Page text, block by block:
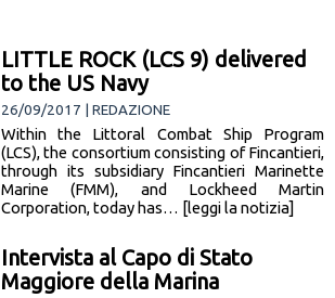
LITTLE ROCK (LCS 9) delivered
to the US Navy
26/09/2017 | REDAZIONE
Within the Littoral Combat Ship Program
(LCS), the consortium consisting of Fincantieri,
through its subsidiary Fincantieri Marinette
Marine (FMM), and Lockheed Martin
Corporation, today has… [leggi la notizia]
Intervista al Capo di Stato
Maggiore della Marina